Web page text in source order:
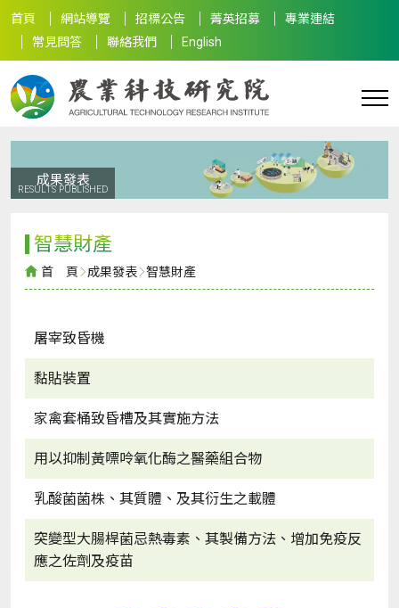
首頁 網站導覽 招標公告 菁英招募
專業連結
常見問答
聯絡我們 English
成果發表
RESULTS PUBLISHED
智慧財產
首 頁 成果發表 智慧財產
屠宰致昏機
黏貼裝置
家禽套桶致昏槽及其實施方法
用以抑制黃嘌呤氧化酶之醫藥組合物
乳酸菌菌株、其質體、及其衍生之載體
突變型大腸桿菌忌熱毒素、其製備方法、增加免疫反
應之佐劑及疫苗